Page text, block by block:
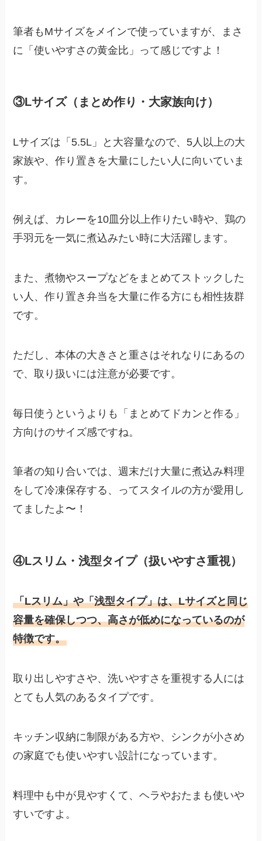
筆者もMサイズをメインで使っていますが、まさ
に「使いやすさの黄金比」って感じですよ！
③Lサイズ（まとめ作り・大家族向け）
Lサイズは「5.5L」と大容量なので、5人以上の大
家族や、作り置きを大量にしたい人に向いていま
す。
例えば、カレーを10皿分以上作りたい時や、鶏の
手羽元を一気に煮込みたい時に大活躍します。
また、煮物やスープなどをまとめてストックした
い人、作り置き弁当を大量に作る方にも相性抜群
です。
ただし、本体の大きさと重さはそれなりにあるの
で、取り扱いには注意が必要です。
毎日使うというよりも「まとめてドカンと作る」
方向けのサイズ感ですね。
筆者の知り合いでは、週末だけ大量に煮込み料理
をして冷凍保存する、ってスタイルの方が愛用し
てましたよ〜！
④Lスリム・浅型タイプ（扱いやすさ重視）
「Lスリム」や「浅型タイプ」は、Lサイズと同じ
容量を確保しつつ、高さが低めになっているのが
特徴です。
取り出しやすさや、洗いやすさを重視する人には
とても人気のあるタイプです。
キッチン収納に制限がある方や、シンクが小さめ
の家庭でも使いやすい設計になっています。
料理中も中が見やすくて、ヘラやおたまも使いや
すいですよ。